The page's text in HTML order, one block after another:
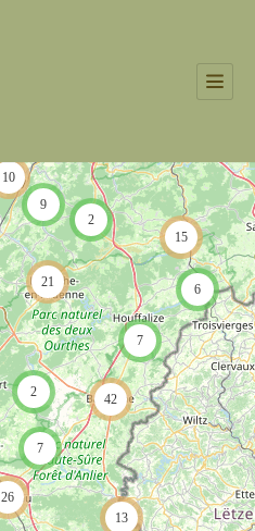
21
7
6
2
15
9
10
2
13
7
42
26